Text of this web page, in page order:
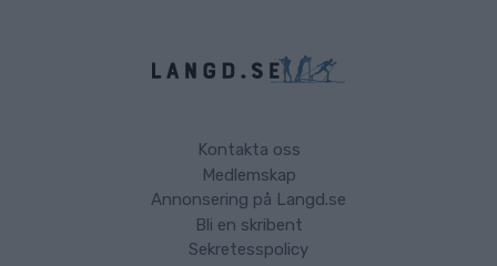
Kontakta oss
Medlemskap
Annonsering på Langd.se
Bli en skribent
Sekretesspolicy